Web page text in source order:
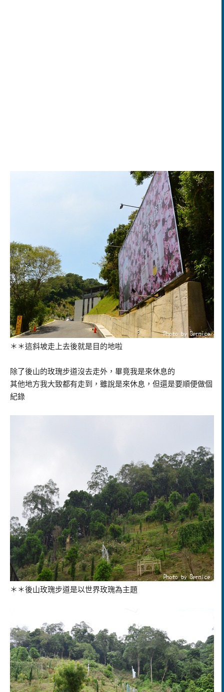
＊＊這斜坡走上去後就是目的地啦
除了後山的玫瑰步道沒去走外，畢竟我是來休息的
其他地方我大致都有走到，雖說是來休息，但還是要順便做個
紀錄
＊＊後山玫瑰步道是以世界玫瑰為主題